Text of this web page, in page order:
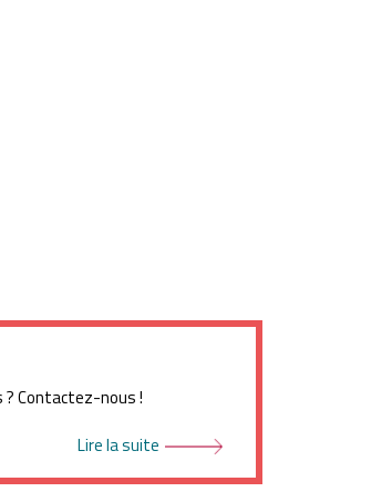
? Contactez-nous !
Lire la suite